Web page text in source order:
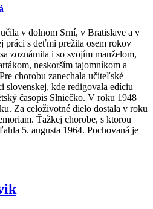
v dolnom Srní, v Bratislave a v
práci s deťmi prežila osem rokov
zoznámila i so svojím manželom,
neskorším tajomníkom a
chorobu zanechala učiteľské
slovenskej, kde redigovala edíciu
časopis Slniečko. V roku 1948
Za celoživotné dielo dostala v roku
Ťažkej chorobe, s ktorou
5. augusta 1964. Pochovaná je